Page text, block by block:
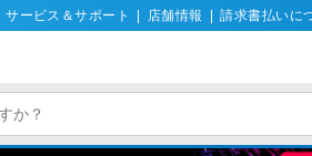
サービス＆サポート 店舗情報 請求書払いに